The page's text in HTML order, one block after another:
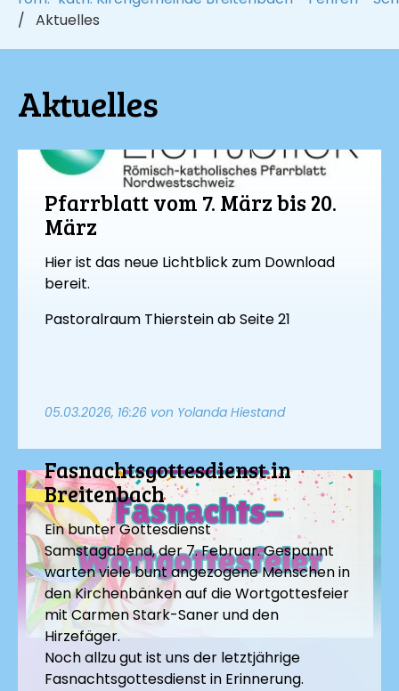
Aktuelles
Aktuelles
Pfarrblatt vom 7. März bis 20.
März
Hier ist das neue Lichtblick zum Download
bereit.
Pastoralraum Thierstein ab Seite 21
05.03.2026, 16:26 von Yolanda Hiestand
Rückblick
Fasnachtsgottesdienst in
Breitenbach
Ein bunter Gottesdienst
Samstagabend, der 7. Februar. Gespannt
warten viele bunt angezogene Menschen in
den Kirchenbänken auf die Wortgottesfeier
mit Carmen Stark-Saner und den
Hirzefäger.
Noch allzu gut ist uns der letztjährige
Fasnachtsgottesdienst in Erinnerung.